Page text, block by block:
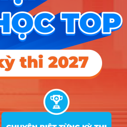
18) Sư phạm Tiếng Anh.
2) Quản trị dịch vụ du lịch và lữ
4) Quản trị nhà hàng và dịch vụ
và dịch vụ hàng không); 6) Quản